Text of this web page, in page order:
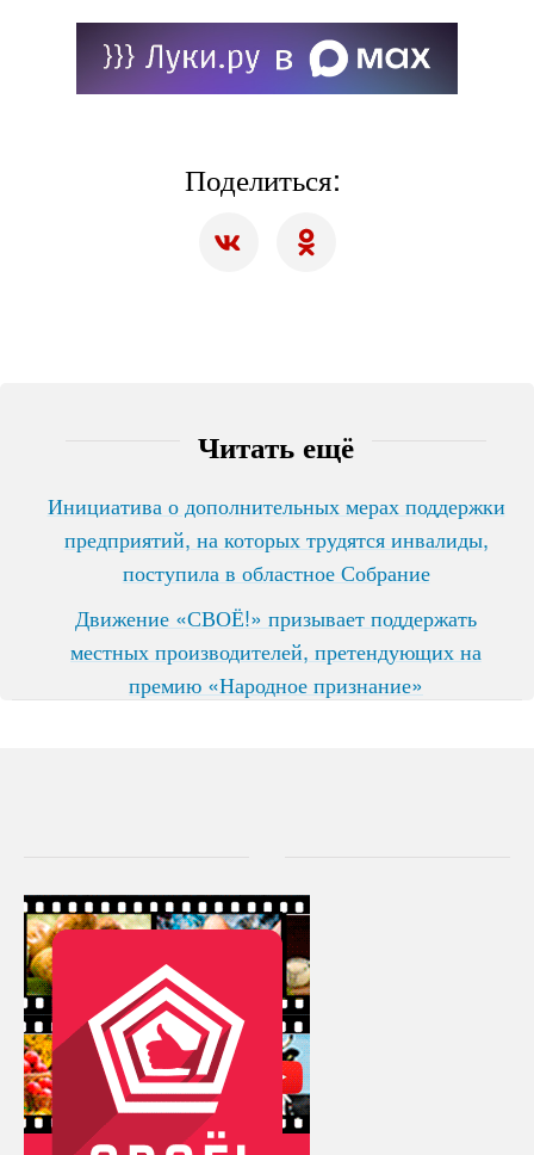
Поделиться:
Читать ещё
Инициатива о дополнительных мерах поддержки
предприятий, на которых трудятся инвалиды,
поступила в областное Собрание
Движение «СВОЁ!» призывает поддержать
местных производителей, претендующих на
премию «Народное признание»